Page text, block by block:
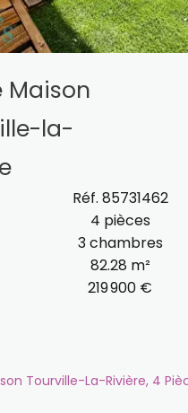
Maison
la-
Réf. 85731462
4 pièces
3 chambres
82.28 m²
219 900 €
Tourville-La-Rivière, 4